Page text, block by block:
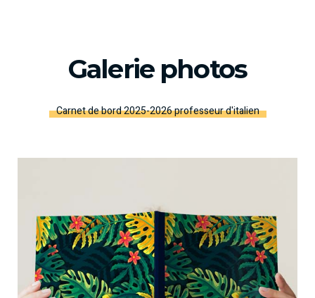
Galerie photos
Carnet de bord 2025-2026 professeur d'italien